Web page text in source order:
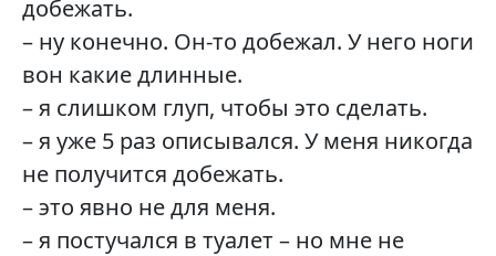
добежать.
– ну конечно. Он-то добежал. У него ноги
вон какие длинные.
– я слишком глуп, чтобы это сделать.
– я уже 5 раз описывался. У меня никогда
не получится добежать.
– это явно не для меня.
– я постучался в туалет – но мне не